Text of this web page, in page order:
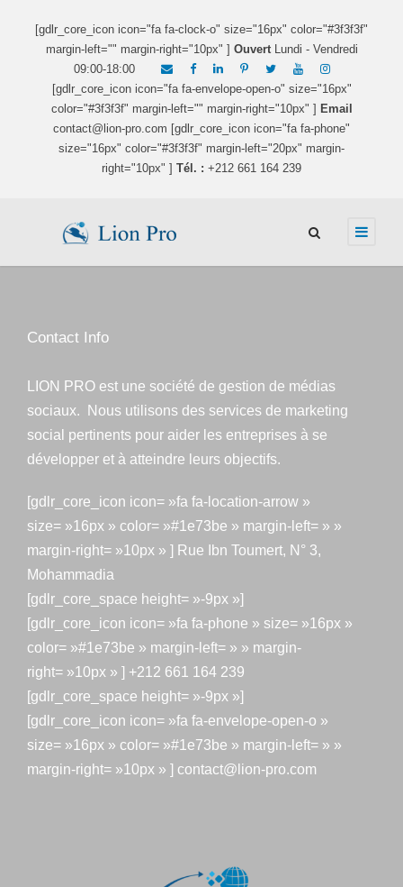
[gdlr_core_icon icon="fa fa-clock-o" size="16px" color="#3f3f3f"
margin-left="" margin-right="10px" ] OuvertLundi - Vendredi
09:00-18:00
[gdlr_core_icon icon="fa fa-envelope-open-o" size="16px"
color="#3f3f3f" margin-left="" margin-right="10px" ] Email
contact@lion-pro.com [gdlr_core_icon icon="fa fa-phone"
size="16px" color="#3f3f3f" margin-left="20px" margin-
right="10px" ] Tél. : +212 661 164 239
Contact Info
LION PRO est une société de gestion de médias
sociaux. Nous utilisons des services de marketing
social pertinents pour aider les entreprises à se
développer et à atteindre leurs objectifs.
[gdlr_core_icon icon= »fa fa-location-arrow »
size= »16px » color= »#1e73be » margin-left= » »
margin-right= »10px » ] Rue Ibn Toumert, N° 3,
Mohammadia
[gdlr_core_space height= »-9px »]
[gdlr_core_icon icon= »fa fa-phone » size= »16px »
color= »#1e73be » margin-left= » » margin-
right= »10px » ] +212 661 164 239
[gdlr_core_space height= »-9px »]
[gdlr_core_icon icon= »fa fa-envelope-open-o »
size= »16px » color= »#1e73be » margin-left= » »
margin-right= »10px » ] contact@lion-pro.com